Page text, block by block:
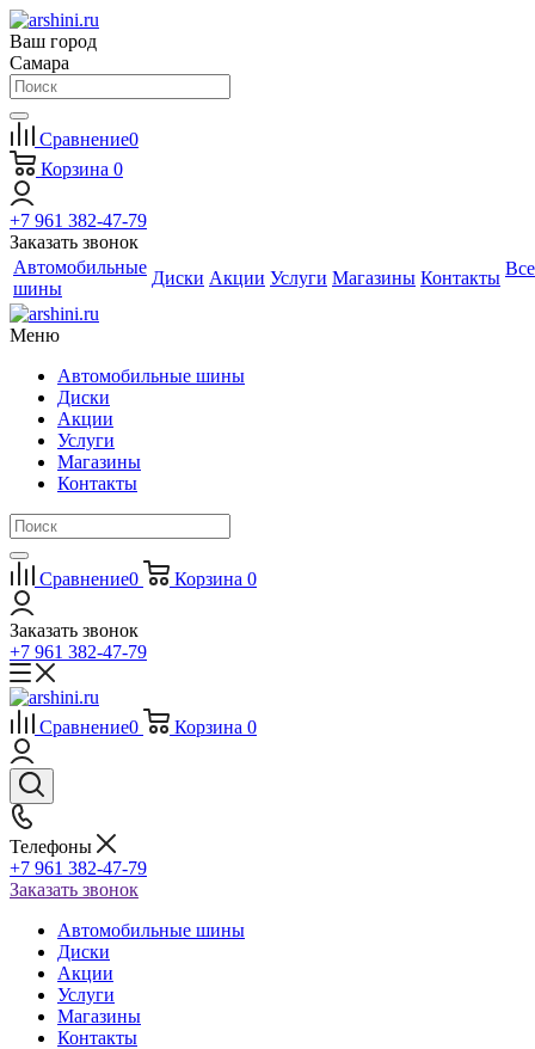
Ваш город
Самара
Сравнение0
Корзина 0
+7 961 382-47-79
Заказать звонок
Автомобильные
шины
Диски Акции Услуги Магазины Контакты Все
Меню
Автомобильные шины
Диски
Акции
Услуги
Магазины
Контакты
Сравнение0 Корзина 0
Заказать звонок
+7 961 382-47-79
Сравнение0 Корзина 0
Телефоны
+7 961 382-47-79
Заказать звонок
Автомобильные шины
Диски
Акции
Услуги
Магазины
Контакты